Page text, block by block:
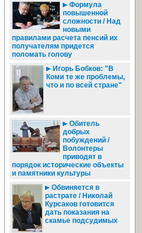
Формула
повышенной
сложности / Над
новыми
правилами расчета пенсий их
получателям придется
поломать голову
Игорь Бобков: "В
Коми те же проблемы,
что и по всей стране"
Обитель
добрых
побуждений /
Волонтеры
приводят в
порядок исторические объекты
и памятники культуры
Обвиняется в
растрате / Николай
Курсаков готовится
дать показания на
скамье подсудимых